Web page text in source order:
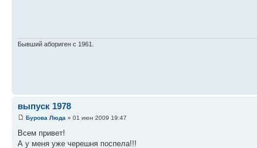
Бывший абориген с 1961.
выпуск 1978
Бурова Люда » 01 июн 2009 19:47
Всем привет!
А у меня уже черешня поспела!!!